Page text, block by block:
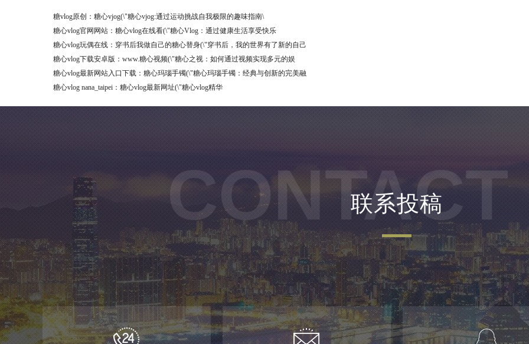
糖vlog原创：糖心vjog(\"糖心vjog:通过运动挑战自我极限的趣味指南\
糖心vlog官网网站：糖心vlog在线看(\"糖心Vlog：通过健康生活享受快乐
糖心vlog玩偶在线：穿书后我做自己的糖心替身(\"穿书后，我的世界有了新的自己
糖心vlog下载安卓版：www.糖心视频(\"糖心之视：如何通过视频实现多元的娱
糖心vlog最新网站入口下载：糖心玛瑙手镯(\"糖心玛瑙手镯：经典与创新的完美融
糖心vlog nana_taipei：糖心vlog最新网址(\"糖心vlog精华
联系投稿
CONTACT